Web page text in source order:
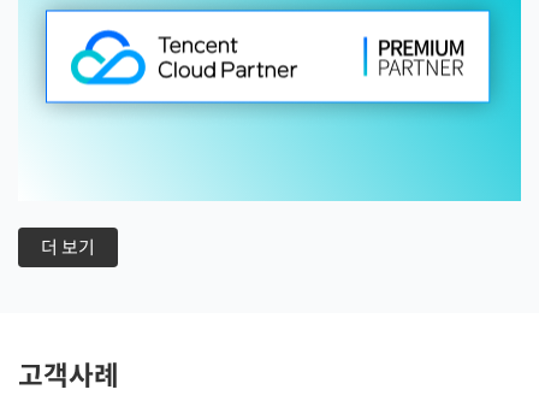
더 보기
고객사례